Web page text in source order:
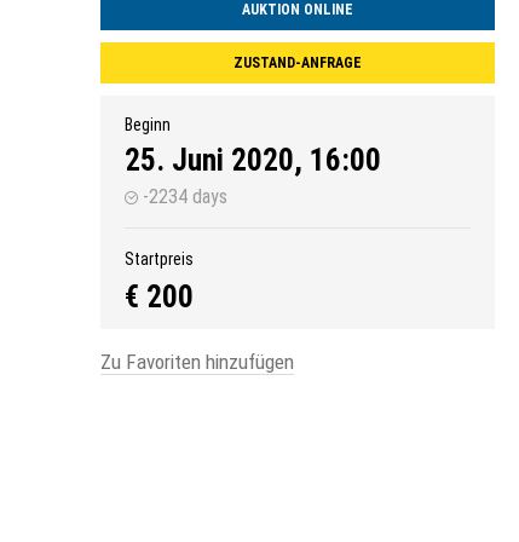
AUKTION ONLINE
ZUSTAND-ANFRAGE
Beginn
25. Juni 2020, 16:00
-2234 days
Startpreis
€ 200
Zu Favoriten hinzufügen